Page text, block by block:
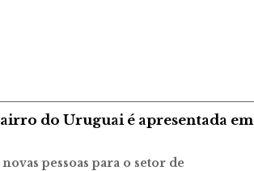
do Uruguai é apresentada em
pessoas para o setor de